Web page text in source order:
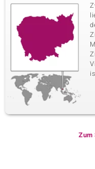
Zum